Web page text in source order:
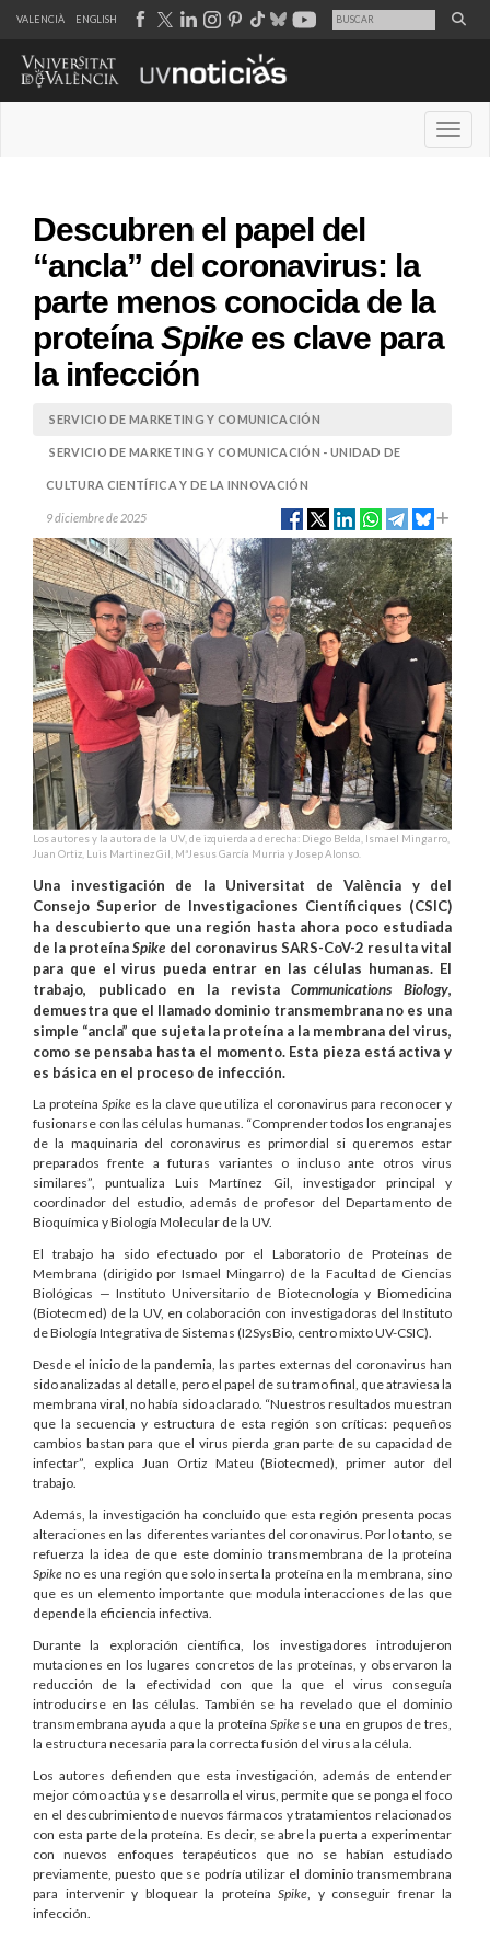
VALENCIÀ ENGLISH
Descubren el papel del
“ancla” del coronavirus: la
parte menos conocida de la
proteínaSpike es clave para
la infección
SERVICIO DE MARKETING Y COMUNICACIÓN
SERVICIO DE MARKETING Y COMUNICACIÓN - UNIDAD DE
CULTURA CIENTÍFICA Y DE LA INNOVACIÓN
9 diciembre de 2025
Los autores y la autora de la UV, de izquierda a derecha: Diego Belda, Ismael Mingarro,
Juan Ortiz, Luis Martinez Gil, MªJesus García Murria y Josep Alonso.
Una investigación de la Universitat de València y del
Consejo Superior de Investigaciones Científiciques (CSIC)
ha descubierto que una región hasta ahora poco estudiada
de la proteínaSpike del coronavirus SARS-CoV-2 resulta vital
para que el virus pueda entrar en las células humanas. El
trabajo, publicado en la revistaCommunications Biology,
demuestra que el llamado dominio transmembrana no es una
simple “ancla” que sujeta la proteína a la membrana del virus,
como se pensaba hasta el momento. Esta pieza está activa y
es básica en el proceso de infección.
La proteína Spikees la clave que utiliza el coronavirus para reconocer y
fusionarse con las células humanas. “Comprender todos los engranajes
de la maquinaria del coronavirus es primordial si queremos estar
preparados frente a futuras variantes o incluso ante otros virus
similares”, puntualiza Luis Martínez Gil, investigador principal y
coordinador del estudio, además de profesor del Departamento de
Bioquímica y Biología Molecular de la UV.
El trabajo ha sido efectuado por el Laboratorio de Proteínas de
Membrana (dirigido por Ismael Mingarro) de la Facultad de Ciencias
Biológicas — Instituto Universitario de Biotecnología y Biomedicina
(Biotecmed) de la UV, en colaboración con investigadoras del Instituto
de Biología Integrativa de Sistemas (I2SysBio, centro mixto UV-CSIC).
Desde el inicio de la pandemia, las partes externas del coronavirus han
sido analizadas al detalle, pero el papel de su tramo final, que atraviesa la
membrana viral, no había sido aclarado. “Nuestros resultados muestran
que la secuencia y estructura de esta región son críticas: pequeños
cambios bastan para que el virus pierda gran parte de su capacidad de
infectar”, explica Juan Ortiz Mateu (Biotecmed), primer autor del
trabajo.
Además, la investigación ha concluido que esta región presenta pocas
alteraciones en las diferentes variantes del coronavirus. Por lo tanto, se
refuerza la idea de que este dominio transmembrana de la proteína
Spikeno es una región que solo inserta la proteína en la membrana, sino
que es un elemento importante que modula interacciones de las que
depende la eficiencia infectiva.
Durante la exploración científica, los investigadores introdujeron
mutaciones en los lugares concretos de las proteínas, y observaron la
reducción de la efectividad con que la que el virus conseguía
introducirse en las células. También se ha revelado que el dominio
transmembrana ayuda a que la proteína Spikese una en grupos de tres,
la estructura necesaria para la correcta fusión del virus a la célula.
Los autores defienden que esta investigación, además de entender
mejor cómo actúa y se desarrolla el virus, permite que se ponga el foco
en el descubrimiento de nuevos fármacos y tratamientos relacionados
con esta parte de la proteína. Es decir, se abre la puerta a experimentar
con nuevos enfoques terapéuticos que no se habían estudiado
previamente, puesto que se podría utilizar el dominio transmembrana
para intervenir y bloquear la proteína Spike, y conseguir frenar la
infección.